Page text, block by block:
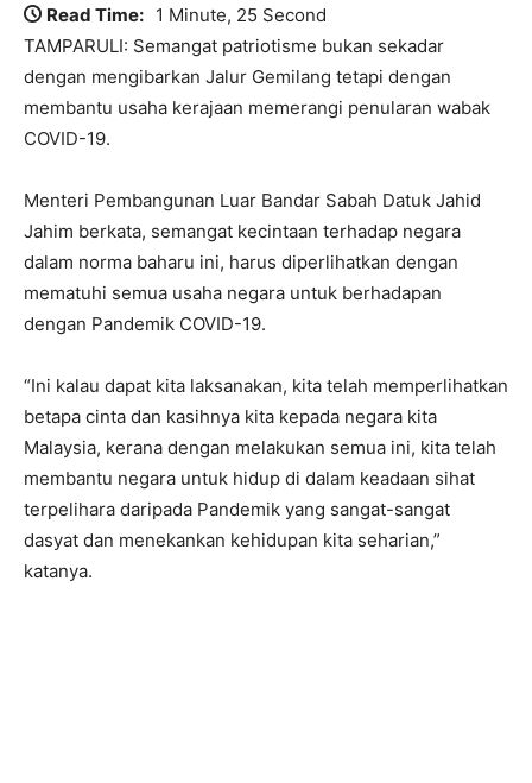
Read Time: 1 Minute, 25 Second
TAMPARULI: Semangat patriotisme bukan sekadar
dengan mengibarkan Jalur Gemilang tetapi dengan
membantu usaha kerajaan memerangi penularan wabak
COVID-19.
Menteri Pembangunan Luar Bandar Sabah Datuk Jahid
Jahim berkata, semangat kecintaan terhadap negara
dalam norma baharu ini, harus diperlihatkan dengan
mematuhi semua usaha negara untuk berhadapan
dengan Pandemik COVID-19.
“Ini kalau dapat kita laksanakan, kita telah memperlihatkan
betapa cinta dan kasihnya kita kepada negara kita
Malaysia, kerana dengan melakukan semua ini, kita telah
membantu negara untuk hidup di dalam keadaan sihat
terpelihara daripada Pandemik yang sangat-sangat
dasyat dan menekankan kehidupan kita seharian,”
katanya.